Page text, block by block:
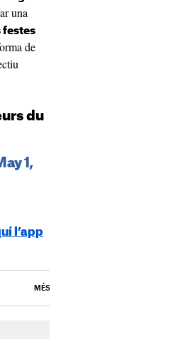
una
festes
de
du
1,
l’app
MÉS